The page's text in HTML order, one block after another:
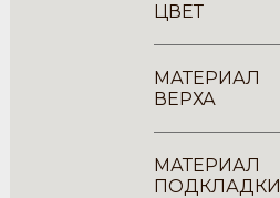
ЦВЕТ
МАТЕРИАЛ
ВЕРХА
МАТЕРИАЛ
ПОДКЛАДКИ